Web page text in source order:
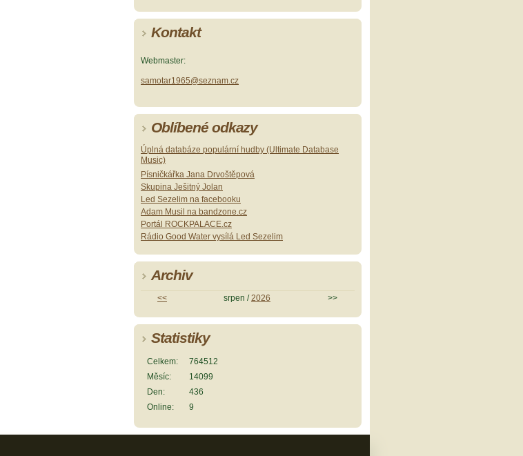
Kontakt
Webmaster:
samotar1965@seznam.cz
Oblíbené odkazy
Úplná databáze populární hudby (Ultimate Database
Music)
Písničkářka Jana Drvoštěpová
Skupina Ješitný Jolan
Led Sezelim na facebooku
Adam Musil na bandzone.cz
Portál ROCKPALACE.cz
Rádio Good Water vysílá Led Sezelim
Archiv
<< srpen / 2026 >>
Statistiky
Online: 9
Celkem:
764512
Měsíc:
14099
Den:
436